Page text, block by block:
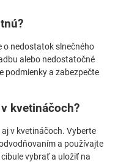
o nedostatok slnečného
alebo nedostatočné
podmienky a zabezpečte
kvetináčoch?
v kvetináčoch. Vyberte
a používajte
vybrať a uložiť na